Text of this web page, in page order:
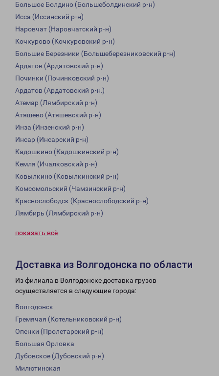
Большое Болдино (Большеболдинский р-н)
Исса (Иссинский р-н)
Наровчат (Наровчатский р-н)
Кочкурово (Кочкуровский р-н)
Большие Березники (Большеберезниковский р-н)
Ардатов (Ардатовский р-н)
Починки (Починковский р-н)
Ардатов (Ардатовский р-н.)
Атемар (Лямбирский р-н)
Атяшево (Атяшевский р-н)
Инза (Инзенский р-н)
Инсар (Инсарский р-н)
Кадошкино (Кадошкинский р-н)
Кемля (Ичалковский р-н)
Ковылкино (Ковылкинский р-н)
Комсомольский (Чамзинский р-н)
Краснослободск (Краснослободский р-н)
Лямбирь (Лямбирский р-н)
показать всё
Доставка из Волгодонска по области
Из филиала в Волгодонске доставка грузов
осуществляется в следующие города:
Волгодонск
Гремячая (Котельниковский р-н)
Опенки (Пролетарский р-н)
Большая Орловка
Дубовское (Дубовский р-н)
Милютинская